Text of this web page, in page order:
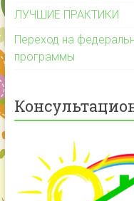
ЛУЧШИЕ ПРАКТИКИ
Переход на
программы